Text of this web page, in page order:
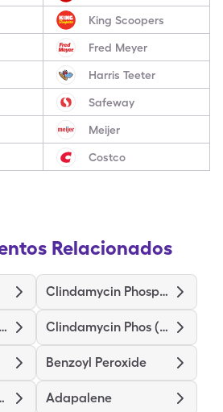
King Scoopers
Fred Meyer
Harris Teeter
Safeway
Meijer
Costco
Relacionados
Clindamycin Phosphate
Sulfacetamide Sodium-Sulfur Clindamycin Phos (Twice-Daily)
Benzoyl Peroxide
Perox Adapalene